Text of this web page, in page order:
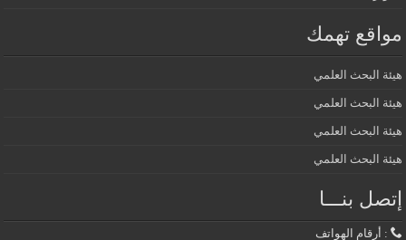
مواقع تهمك
هيئة البحث العلمي
هيئة البحث العلمي
هيئة البحث العلمي
هيئة البحث العلمي
إتصل بنـــا
: أرقام الهواتف